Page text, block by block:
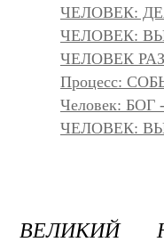
ЧЕЛОВЕК:
ЧЕЛОВЕК:
ЧЕЛОВЕК
Процесс:
Человек:
ЧЕЛОВЕК:
ВЕЛИКИЙ